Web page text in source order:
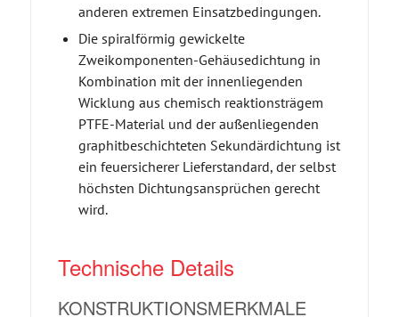
anderen extremen Einsatzbedingungen.
Die spiralförmig gewickelte
Zweikomponenten-Gehäusedichtung in
Kombination mit der innenliegenden
Wicklung aus chemisch reaktionsträgem
PTFE-Material und der außenliegenden
graphitbeschichteten Sekundärdichtung ist
ein feuersicherer Lieferstandard, der selbst
höchsten Dichtungsansprüchen gerecht
wird.
Technische Details
KONSTRUKTIONSMERKMALE